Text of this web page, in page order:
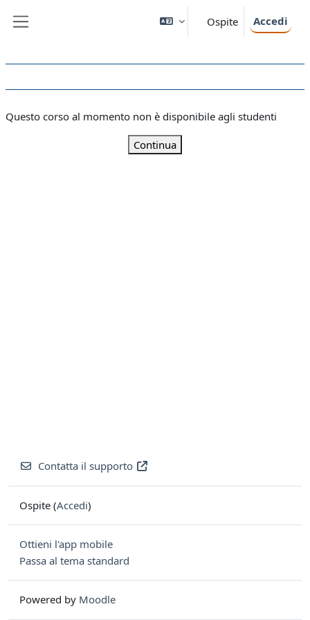
Ospite Accedi
Questo corso al momento non è disponibile agli studenti
Continua
Contatta il supporto
Ospite (Accedi)
Ottieni l'app mobile
Passa al tema standard
Powered by Moodle